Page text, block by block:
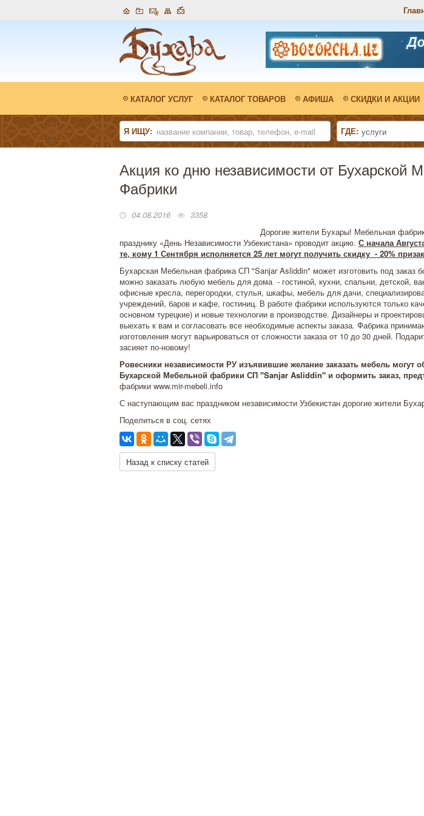
КАТАЛОГ УСЛУГ КАТАЛОГ ТОВАРОВ АФИША СКИДКИ И АКЦИИ
Я ИЩУ: ГДЕ:
Акция ко дню независимости от Бухарской
Фабрики
04.08.2016
3358
Дорогие жители Бухары! Мебельная
празднику «День Независимости Узбекистана» проводит акцию. С начала
те, кому 1 Сентября исполняется 25 лет могут получить скидку - 20%
Бухарская Мебельная фабрика СП "Sanjar Asliddin" может изготовить под заказ
можно заказать любую мебель для дома - гостиной, кухни, спальни, детской,
офисные кресла, перегородки, стулья, шкафы, мебель для дачи,
учреждений, баров и кафе, гостиниц. В работе фабрики используются только
основном турецкие) и новые технологии в производстве. Дизайнеры и
выехать к вам и согласовать все необходимые аспекты заказа. Фабрика
изготовления могут варьироваться от сложности заказа от 10 до 30 дней.
засияет по-новому!
Ровесники независимости РУ изъявившие желание заказать мебель могут
Бухарской Мебельной фабрики СП "Sanjar Asliddin" и оформить заказ,
фабрики www.mir-mebeli.info
С наступающим вас праздником независимости Узбекистан дорогие жители
Поделиться в соц. сетях
Назад к списку статей